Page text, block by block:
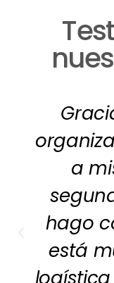
a
hago
está